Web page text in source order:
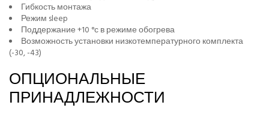
Гибкость монтажа
Режим sleep
Поддержание +10 °с в режиме обогрева
Возможность установки низкотемпературного комплекта
(-30, -43)
ОПЦИОНАЛЬНЫЕ
ПРИНАДЛЕЖНОСТИ